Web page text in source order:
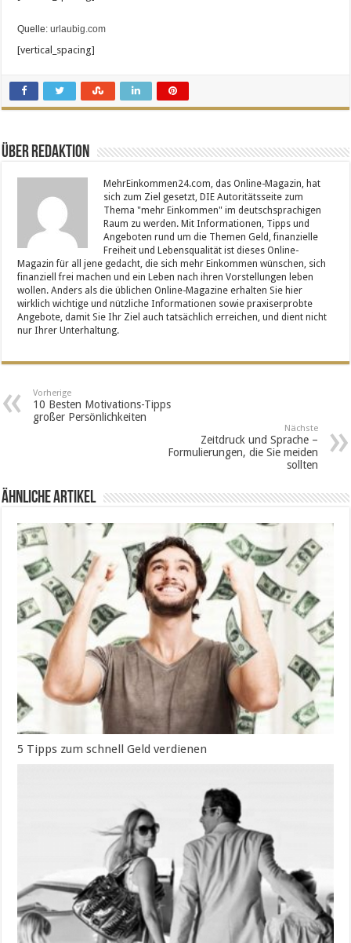
Quelle:urlaubig.com
[vertical_spacing]
Über Redaktion
MehrEinkommen24.com, das Online-Magazin, hat
sich zum Ziel gesetzt, DIE Autoritätsseite zum
Thema "mehr Einkommen" im deutschsprachigen
Raum zu werden. Mit Informationen, Tipps und
Angeboten rund um die Themen Geld, finanzielle
Freiheit und Lebensqualität ist dieses Online-
Magazin für all jene gedacht, die sich mehr Einkommen wünschen, sich
finanziell frei machen und ein Leben nach ihren Vorstellungen leben
wollen. Anders als die üblichen Online-Magazine erhalten Sie hier
wirklich wichtige und nützliche Informationen sowie praxiserprobte
Angebote, damit Sie Ihr Ziel auch tatsächlich erreichen, und dient nicht
nur Ihrer Unterhaltung.
Vorherige
10 Besten Motivations-Tipps
großer Persönlichkeiten
Nächste
Zeitdruck und Sprache –
Formulierungen, die Sie meiden
sollten
Ähnliche Artikel
5 Tipps zum schnell Geld verdienen